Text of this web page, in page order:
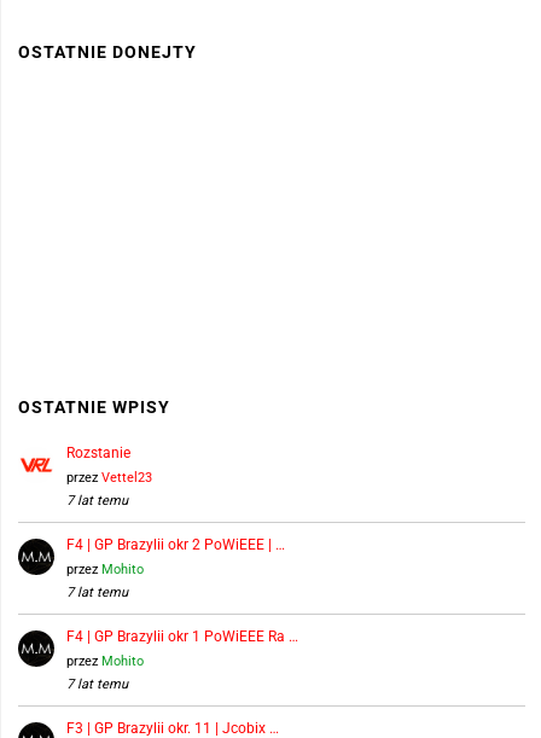
OSTATNIE DONEJTY
OSTATNIE WPISY
Rozstanie
przez Vettel23
7 lat temu
F4 | GP Brazylii okr 2 PoWiEEE | …
przez Mohito
7 lat temu
F4 | GP Brazylii okr 1 PoWiEEE Ra …
przez Mohito
7 lat temu
F3 | GP Brazylii okr. 11 | Jcobix …